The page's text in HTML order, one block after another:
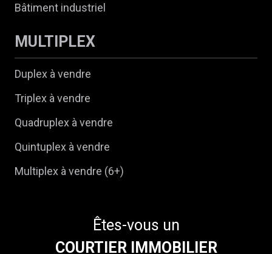
Bâtiment industriel
MULTIPLEX
Duplex à vendre
Triplex à vendre
Quadruplex à vendre
Quintuplex à vendre
Multiplex à vendre (6+)
Êtes-vous un
COURTIER IMMOBILIER